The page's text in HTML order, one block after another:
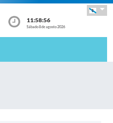
11:58:56
Sábado 8 de agosto 2026